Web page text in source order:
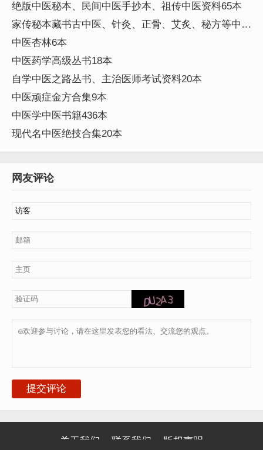
绝版中医秘本、民间中医手抄本、祖传中医资料65本
家传秘本藏书古中医、针灸、正骨、艾炙、秘方等中医
资料245本
中医杏林6本
中医药学高级丛书18本
自学中医之路丛书、主治医师考试资料20本
中医顽症金方合集9本
中医学中医书籍436本
现代名中医绝技合集20本
网友评论
提交评论
关于我们 联系我们 版权声明